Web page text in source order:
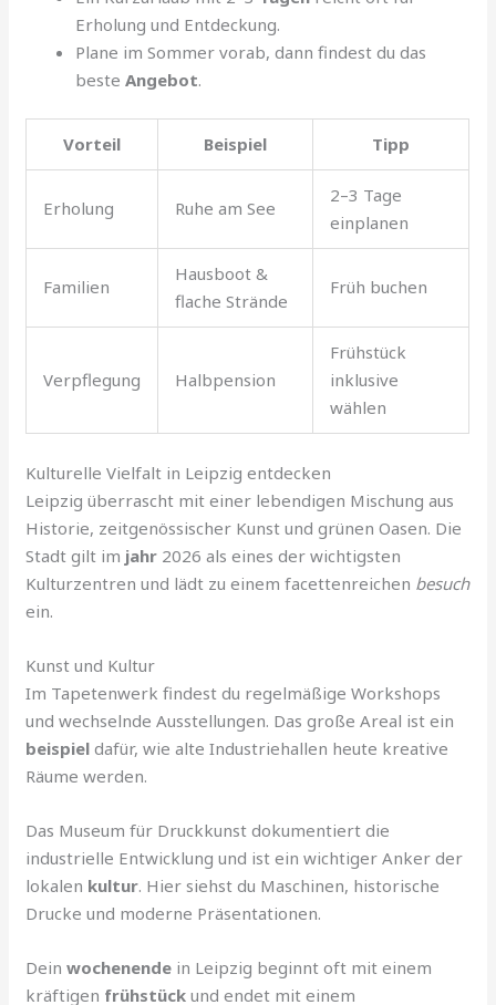
Erholung und Entdeckung.
Plane im Sommer vorab, dann findest du das
besteAngebot.
Vorteil Beispiel Tipp
Erholung Ruhe am See
2–3 Tage
einplanen
Familien
Hausboot &
flache Strände
Früh buchen
Verpflegung Halbpension
Frühstück
inklusive
wählen
Kulturelle Vielfalt in Leipzig entdecken
Leipzig überrascht mit einer lebendigen Mischung aus
Historie, zeitgenössischer Kunst und grünen Oasen. Die
Stadt gilt im jahr 2026 als eines der wichtigsten
Kulturzentren und lädt zu einem facettenreichen besuch
ein.
Kunst und Kultur
Im Tapetenwerk findest du regelmäßige Workshops
und wechselnde Ausstellungen. Das große Areal ist ein
beispiel dafür, wie alte Industriehallen heute kreative
Räume werden.
Das Museum für Druckkunst dokumentiert die
industrielle Entwicklung und ist ein wichtiger Anker der
lokalen kultur. Hier siehst du Maschinen, historische
Drucke und moderne Präsentationen.
Deinwochenende in Leipzig beginnt oft mit einem
kräftigen frühstück und endet mit einem